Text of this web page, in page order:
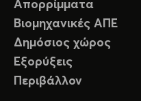
Απορρίμματα
Βιομηχανικές ΑΠΕ
Δημόσιος χώρος
Εξορύξεις
Περιβάλλον